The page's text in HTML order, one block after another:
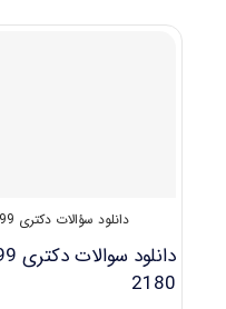
دانلود سؤالات دکتری 99
2180